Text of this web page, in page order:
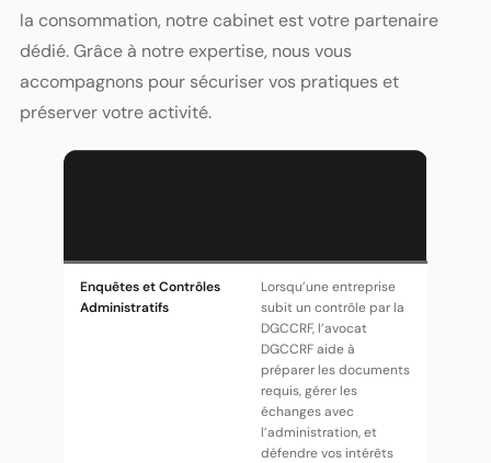
la consommation, notre cabinet est votre partenaire
dédié. Grâce à notre expertise, nous vous
accompagnons pour sécuriser vos pratiques et
préserver votre activité.
Enquêtes et Contrôles
Administratifs
Lorsqu’une entreprise
subit un contrôle par la
DGCCRF, l’avocat
DGCCRF aide à
préparer les documents
requis, gérer les
échanges avec
l’administration, et
défendre vos intérêts